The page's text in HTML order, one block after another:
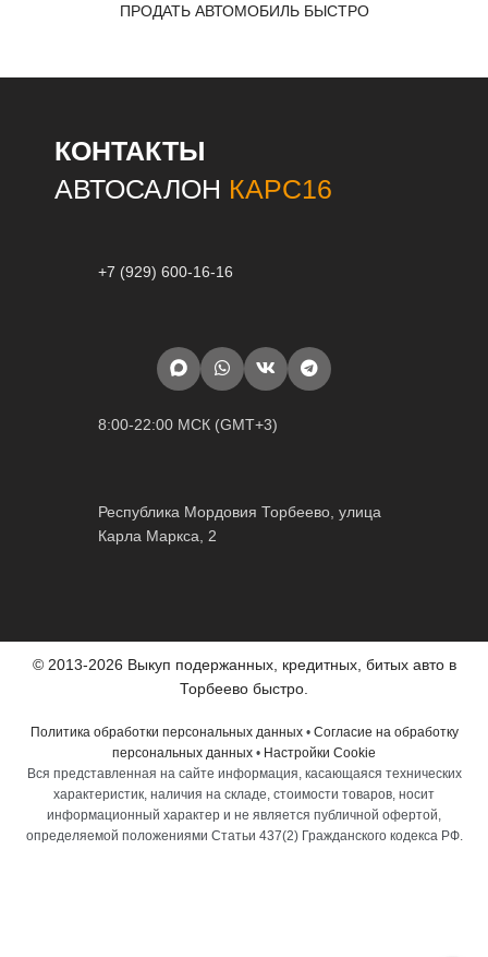
ПРОДАТЬ АВТОМОБИЛЬ БЫСТРО
КОНТАКТЫ
АВТОСАЛОН КАРС16
+7 (929) 600-16-16
8:00-22:00 МСК (GMT+3)
Республика Мордовия Торбеево, улица
Карла Маркса, 2
© 2013-2026 Выкуп подержанных, кредитных, битых авто в
Торбеево быстро.
Политика обработки персональных данных• Согласие на обработку
персональных данных • Настройки Cookie
Вся представленная на сайте информация, касающаяся технических
характеристик, наличия на складе, стоимости товаров, носит
информационный характер и не является публичной офертой,
определяемой положениями Статьи 437(2) Гражданского кодекса РФ.